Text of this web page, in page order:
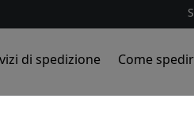
di spedizione Come